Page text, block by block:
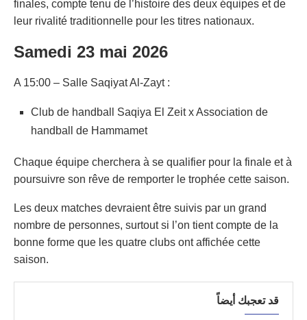
finales, compte tenu de l’histoire des deux équipes et de
leur rivalité traditionnelle pour les titres nationaux.
Samedi 23 mai 2026
A 15:00 – Salle Saqiyat Al-Zayt :
Club de handball Saqiya El Zeit x Association de
handball de Hammamet
Chaque équipe cherchera à se qualifier pour la finale et à
poursuivre son rêve de remporter le trophée cette saison.
Les deux matches devraient être suivis par un grand
nombre de personnes, surtout si l’on tient compte de la
bonne forme que les quatre clubs ont affichée cette
saison.
قد تعجبك أيضاً